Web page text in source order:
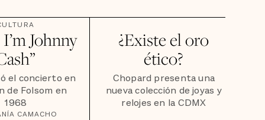
Johnny
el concierto en
de Folsom en
1968
CAMACHO
¿Existe el oro
ético?
Chopard presenta una
nueva colección de joyas y
relojes en la CDMX